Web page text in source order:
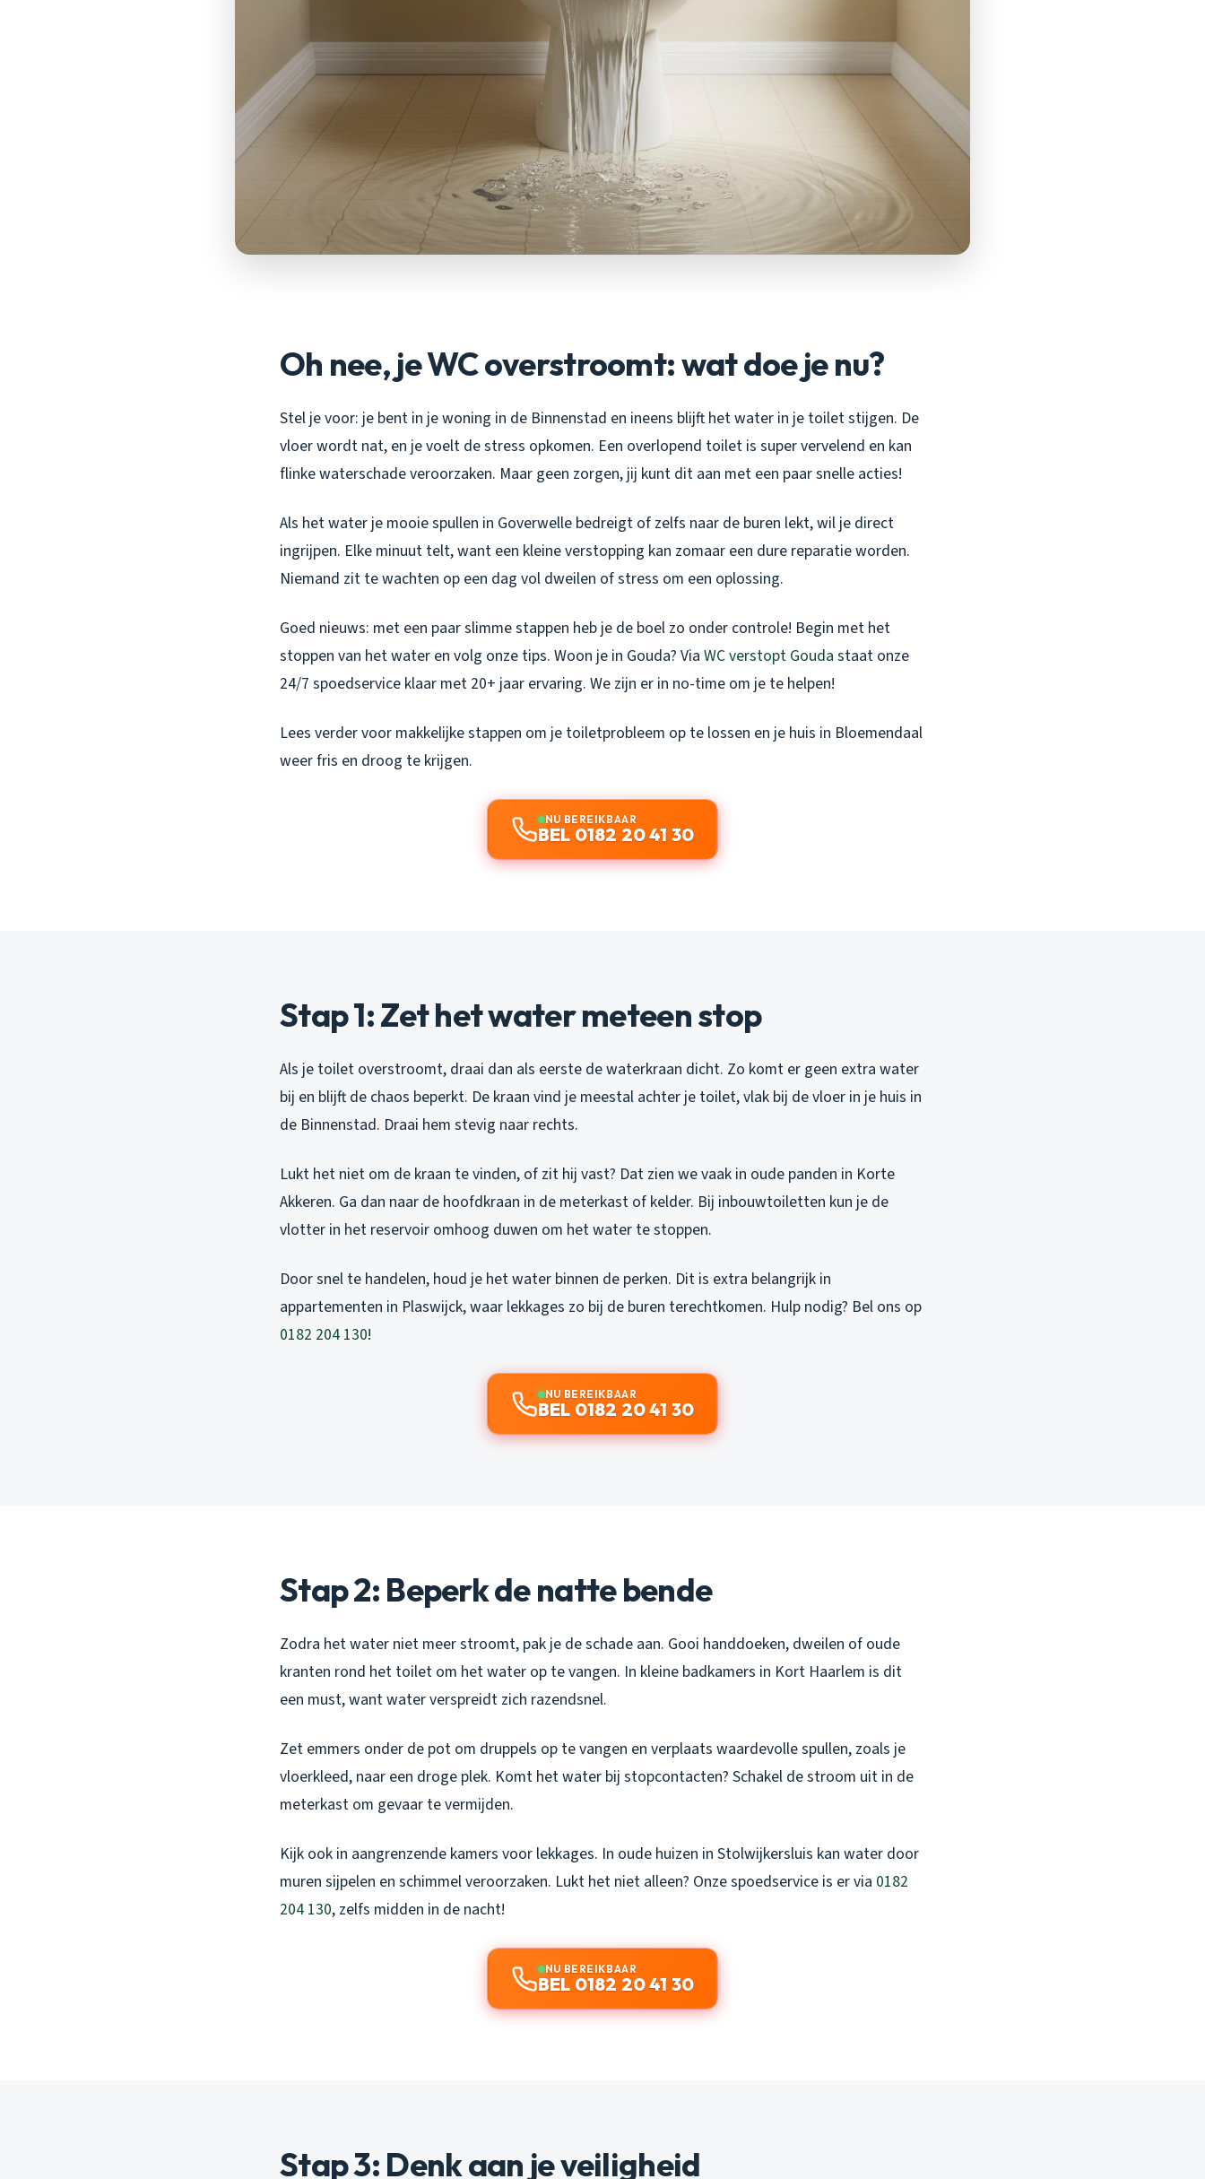
Oh nee, je WC overstroomt: wat doe je nu?
Stel je voor: je bent in je woning in de Binnenstad en ineens blijft het water in je toilet stijgen. De
vloer wordt nat, en je voelt de stress opkomen. Een overlopend toilet is super vervelend en kan
flinke waterschade veroorzaken. Maar geen zorgen, jij kunt dit aan met een paar snelle acties!
Als het water je mooie spullen in Goverwelle bedreigt of zelfs naar de buren lekt, wil je direct
ingrijpen. Elke minuut telt, want een kleine verstopping kan zomaar een dure reparatie worden.
Niemand zit te wachten op een dag vol dweilen of stress om een oplossing.
Goed nieuws: met een paar slimme stappen heb je de boel zo onder controle! Begin met het
stoppen van het water en volg onze tips. Woon je in Gouda? Via WC verstopt Gouda staat onze
24/7 spoedservice klaar met 20+ jaar ervaring. We zijn er in no-time om je te helpen!
Lees verder voor makkelijke stappen om je toiletprobleem op te lossen en je huis in Bloemendaal
weer fris en droog te krijgen.
NU BEREIKBAAR
BEL 0182 20 41 30
Stap 1: Zet het water meteen stop
Als je toilet overstroomt, draai dan als eerste de waterkraan dicht. Zo komt er geen extra water
bij en blijft de chaos beperkt. De kraan vind je meestal achter je toilet, vlak bij de vloer in je huis in
de Binnenstad. Draai hem stevig naar rechts.
Lukt het niet om de kraan te vinden, of zit hij vast? Dat zien we vaak in oude panden in Korte
Akkeren. Ga dan naar de hoofdkraan in de meterkast of kelder. Bij inbouwtoiletten kun je de
vlotter in het reservoir omhoog duwen om het water te stoppen.
Door snel te handelen, houd je het water binnen de perken. Dit is extra belangrijk in
appartementen in Plaswijck, waar lekkages zo bij de buren terechtkomen. Hulp nodig? Bel ons op
0182 204 130!
NU BEREIKBAAR
BEL 0182 20 41 30
Stap 2: Beperk de natte bende
Zodra het water niet meer stroomt, pak je de schade aan. Gooi handdoeken, dweilen of oude
kranten rond het toilet om het water op te vangen. In kleine badkamers in Kort Haarlem is dit
een must, want water verspreidt zich razendsnel.
Zet emmers onder de pot om druppels op te vangen en verplaats waardevolle spullen, zoals je
vloerkleed, naar een droge plek. Komt het water bij stopcontacten? Schakel de stroom uit in de
meterkast om gevaar te vermijden.
Kijk ook in aangrenzende kamers voor lekkages. In oude huizen in Stolwijkersluis kan water door
muren sijpelen en schimmel veroorzaken. Lukt het niet alleen? Onze spoedservice is er via 0182
204 130, zelfs midden in de nacht!
NU BEREIKBAAR
BEL 0182 20 41 30
Stap 3: Denk aan je veiligheid